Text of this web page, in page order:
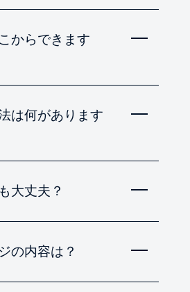
からできます
は何があります
大丈夫？
の内容は？